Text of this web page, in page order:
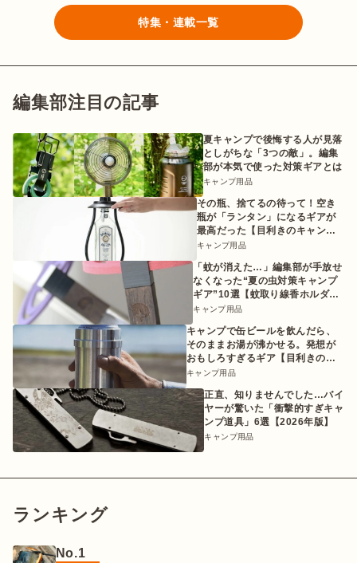
特集・連載一覧
編集部注目の記事
夏キャンプで後悔する人が見落
としがちな「3つの敵」。編集
部が本気で使った対策ギアとは
キャンプ用品
その瓶、捨てるの待って！空き
瓶が「ランタン」になるギアが
最高だった【目利きのキャンプ
ギア】
キャンプ用品
「蚊が消えた…」編集部が手放せ
なくなった“夏の虫対策キャンプ
ギア”10選【蚊取り線香ホルダー
etc.】
キャンプ用品
キャンプで缶ビールを飲んだら、
そのままお湯が沸かせる。発想が
おもしろすぎるギア【目利きのキ
ャンプギア】
キャンプ用品
正直、知りませんでした…バイ
ヤーが驚いた「衝撃的すぎキャ
ンプ道具」6選【2026年版】
キャンプ用品
ランキング
No.1